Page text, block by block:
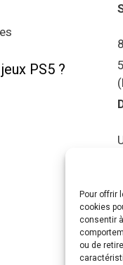
Pour offrir
cookies
consentir
ou de
PS5 ?